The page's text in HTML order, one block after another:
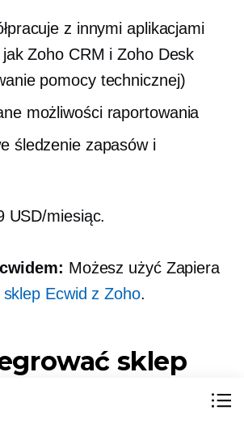
z innymi aplikacjami
Zoho CRM i Zoho Desk
pomocy technicznej)
możliwości raportowania
śledzenie zapasów i
USD/miesiąc.
Możesz użyć Zapiera
sklep Ecwid z Zoho.
sklep